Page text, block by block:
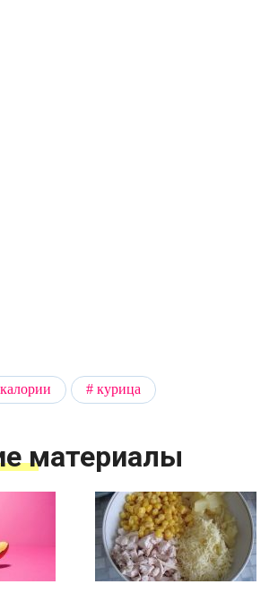
калории курица
материалы